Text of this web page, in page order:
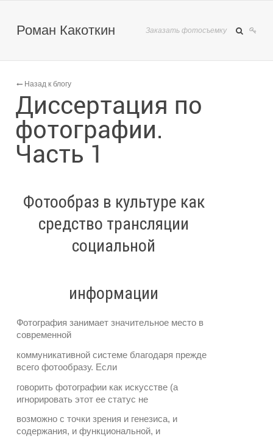
Роман Какоткин Заказать фотосъемку
Назад к блогу
Диссертация по
фотографии.
Часть 1
Фотообраз в культуре как
средство трансляции
социальной
информации
Фотография занимает значительное место в
современной
коммуникативной системе благодаря прежде
всего фотообразу. Если
говорить фотографии как искусстве (а
игнорировать этот ее статус не
возможно с точки зрения и генезиса, и
содержания, и функциональной, и